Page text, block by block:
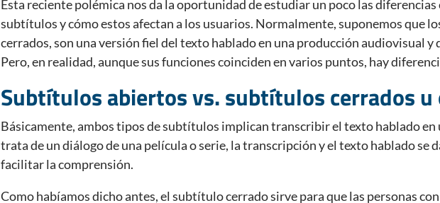
Esta reciente polémica nos da la oportunidad de estudiar un poco las
subtítulos y cómo estos afectan a los usuarios. Normalmente, suponemos que
cerrados, son una versión fiel del texto hablado en una producción audiovisual y
Pero, en realidad, aunque sus funciones coinciden en varios puntos, hay
Subtítulos abiertos vs. subtítulos cerrados
Básicamente, ambos tipos de subtítulos implican transcribir el texto hablado en
trata de un diálogo de una película o serie, la transcripción y el texto hablado se
facilitar la comprensión.
Como habíamos dicho antes, el subtítulo cerrado sirve para que las personas